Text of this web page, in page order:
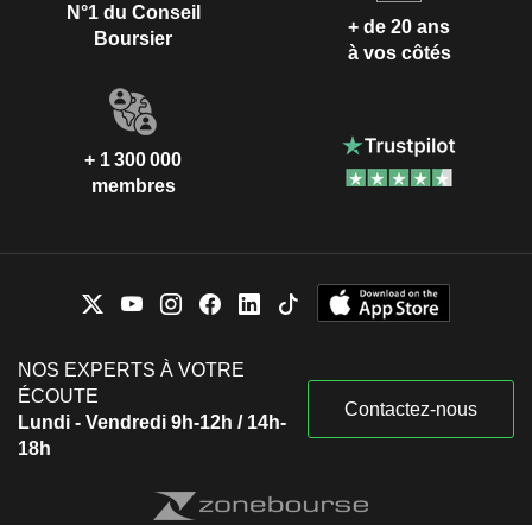
N°1 du Conseil
Boursier
+ de 20 ans
à vos côtés
+ 1 300 000
membres
NOS EXPERTS À VOTRE
ÉCOUTE
Lundi - Vendredi 9h-12h / 14h-
18h
Contactez-nous